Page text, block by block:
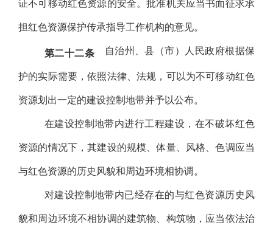
证不可移动红色资源的安全。批准机关应当书面征求承
担红色资源保护传承指导工作机构的意见。
第二十二条 自治州、县（市）人民政府根据保
护的实际需要，依照法律、法规，可以为不可移动红色
资源划出一定的建设控制地带并予以公布。
在建设控制地带内进行工程建设，在不破坏红色
资源的情况下，其建设的规模、体量、风格、色调应当
与红色资源的历史风貌和周边环境相协调。
对建设控制地带内已经存在的与红色资源历史风
貌和周边环境不相协调的建筑物、构筑物，应当依法治